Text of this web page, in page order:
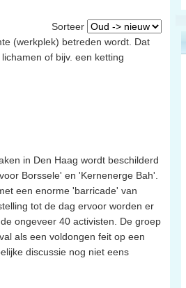
Sorteer
(werkplek) betreden wordt. Dat
of bijv. een ketting
in Den Haag wordt beschilderd
Borssele' en 'Kernenerge Bah'.
een enorme 'barricade' van
tot de dag ervoor worden er
ongeveer 40 activisten. De groep
als een voldongen feit op een
discussie nog niet eens